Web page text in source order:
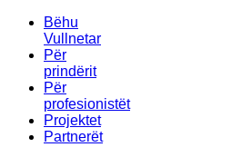
Bëhu
Vullnetar
Për
prindërit
Për
profesionistët
Projektet
Partnerët